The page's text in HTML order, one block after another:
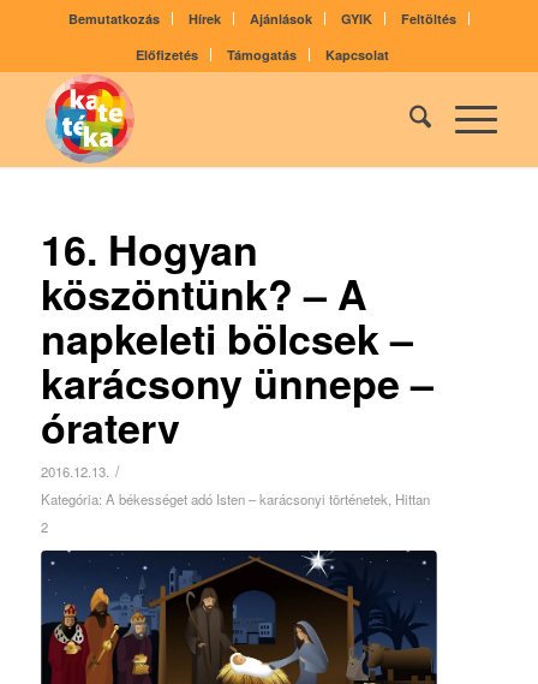
Bemutatkozás Hírek Ajánlások GYIK
Feltöltés
Előfizetés
Támogatás Kapcsolat
16. Hogyan
köszöntünk? – A
napkeleti bölcsek –
karácsony ünnepe –
óraterv
2016.12.13. /
Kategória: A békességet adó Isten – karácsonyi történetek Hittan
2